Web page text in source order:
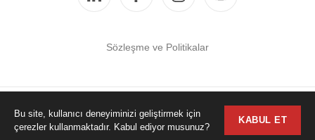
Sözleşme ve Politikalar
Copyright © 2025 AKTES
Bu site, kullanıcı deneyiminizi geliştirmek için
çerezler kullanmaktadır. Kabul ediyor musunuz?
KABUL ET